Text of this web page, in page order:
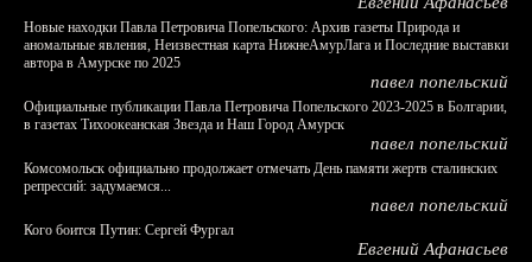
Новые находки Павла Петровича Попельского: Архив газеты Природа и
аномальные явления, Неизвестная карта НижнеАмурЛага и Последние выставки
автора в Амурске по 2025
павел попельский
Официальные публикации Павла Петровича Попельского 2023-2025 в Болгарии,
в газетах Тихоокеанская Звезда и Наш Город Амурск
павел попельский
Комсомольск официально продолжает отмечать День памяти жертв сталинских
репрессий: задумаемся...
павел попельский
Кого боится Путин: Сергей Фургал
Евгений Афанасьев